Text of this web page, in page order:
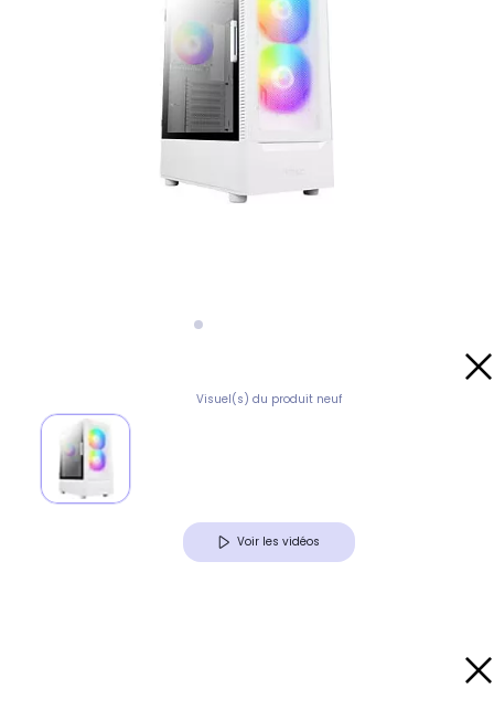
Visuel(s) du produit neuf
Voir les vidéos